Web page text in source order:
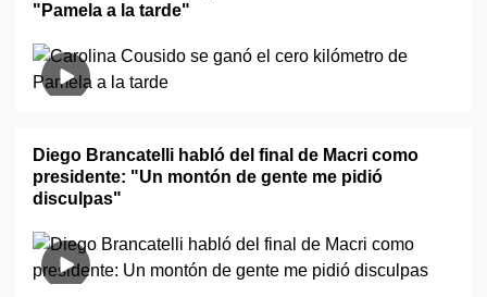
"Pamela a la tarde"
Diego Brancatelli habló del final de Macri como
presidente: "Un montón de gente me pidió
disculpas"